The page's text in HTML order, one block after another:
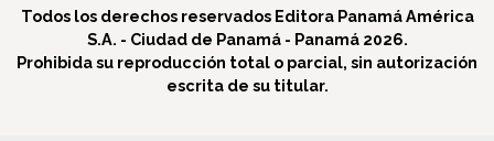
Todos los derechos reservados Editora Panamá América
S.A. - Ciudad de Panamá - Panamá 2026.
Prohibida su reproducción total o parcial, sin autorización
escrita de su titular.